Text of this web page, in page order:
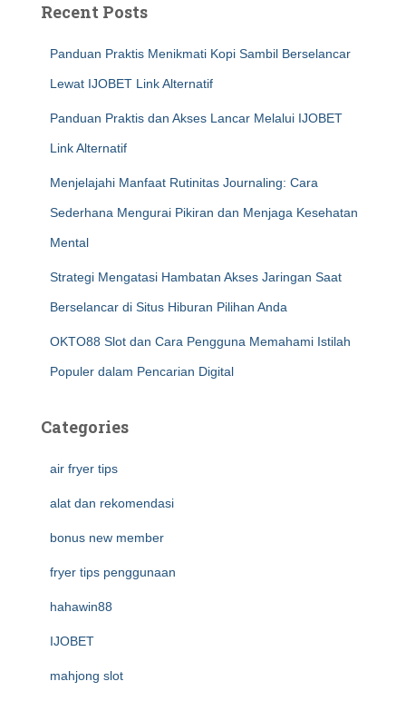
Recent Posts
Panduan Praktis Menikmati Kopi Sambil Berselancar
Lewat IJOBET Link Alternatif
Panduan Praktis dan Akses Lancar Melalui IJOBET
Link Alternatif
Menjelajahi Manfaat Rutinitas Journaling: Cara
Sederhana Mengurai Pikiran dan Menjaga Kesehatan
Mental
Strategi Mengatasi Hambatan Akses Jaringan Saat
Berselancar di Situs Hiburan Pilihan Anda
OKTO88 Slot dan Cara Pengguna Memahami Istilah
Populer dalam Pencarian Digital
Categories
air fryer tips
alat dan rekomendasi
bonus new member
fryer tips penggunaan
hahawin88
IJOBET
mahjong slot